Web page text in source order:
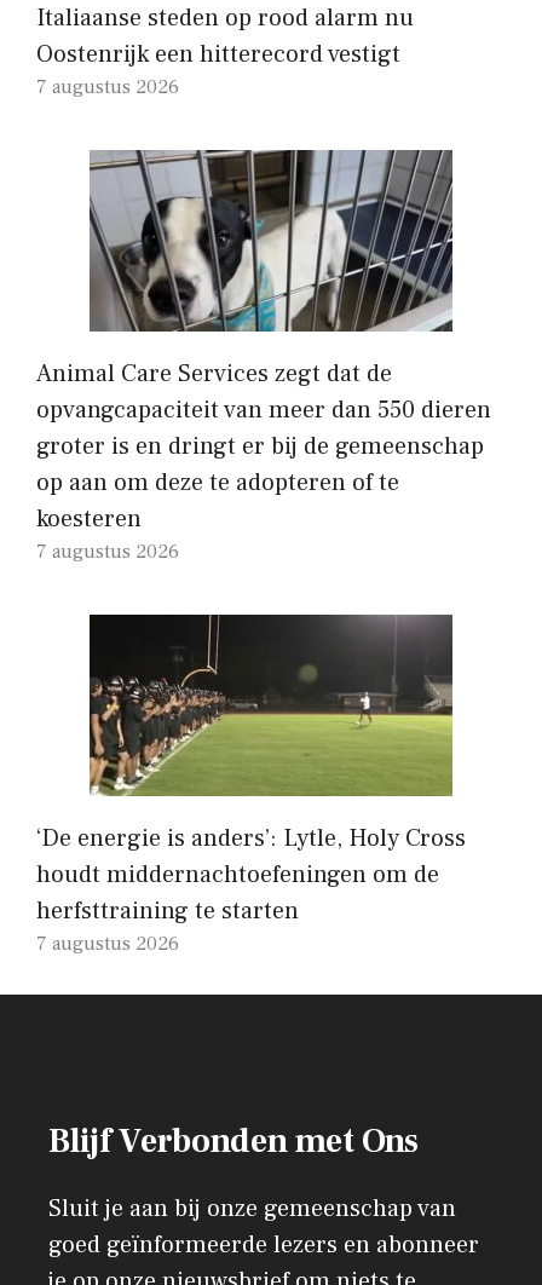
Italiaanse steden op rood alarm nu
Oostenrijk een hitterecord vestigt
7 augustus 2026
Animal Care Services zegt dat de
opvangcapaciteit van meer dan 550 dieren
groter is en dringt er bij de gemeenschap
op aan om deze te adopteren of te
koesteren
7 augustus 2026
‘De energie is anders’: Lytle, Holy Cross
houdt middernachtoefeningen om de
herfsttraining te starten
7 augustus 2026
Blijf Verbonden met Ons
Sluit je aan bij onze gemeenschap van
goed geïnformeerde lezers en abonneer